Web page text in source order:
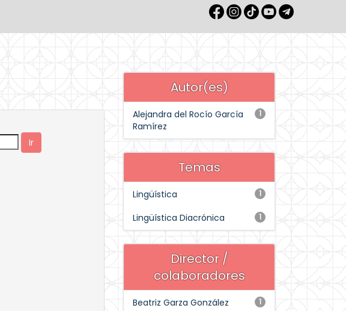
Autor(es)
1
Alejandra del Rocío García
Ramírez
Temas
1
Lingüística
1
Lingüística Diacrónica
Director /
colaboradores
1
Beatriz Garza González